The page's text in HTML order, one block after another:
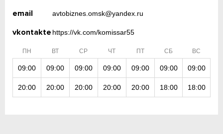
email avtobiznes.omsk@yandex.ru
vkontakte https://vk.com/komissar55
ПН ВТ СР ЧТ ПТ СБ ВС
09:00 09:00 09:00 09:00 09:00 09:00 09:00
20:00 20:00 20:00 20:00 20:00 18:00 18:00